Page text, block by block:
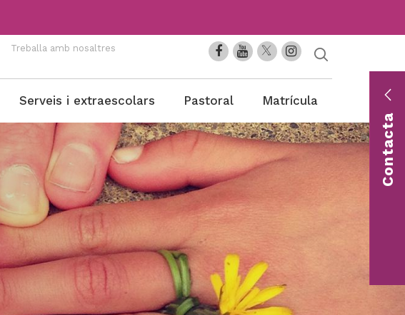
Treballa amb nosaltres
Serveis i extraescolars Pastoral Matrícula
Contacta